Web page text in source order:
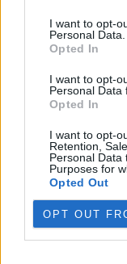
I want to opt-
Personal Data.
Opted In
I want to opt-
Personal Data
Opted In
I want to opt-
Retention,
Personal Data
Purposes for
Opted Out
OPT OUT
veder, napsal
Ghanský
kakaových
4.8.2026 12:39 (ČTK
plantáž na jiný účel.
čeká na podpis